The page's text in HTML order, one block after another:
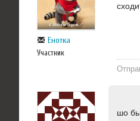
Енотка
Участник
шо